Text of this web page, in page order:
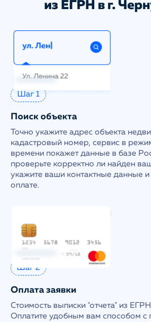
из ЕГРН в г.
Шаг 1
Поиск объекта
Точно укажите адрес объекта
кадастровый номер, сервис в
времени покажет данные в базе
проверьте корректно ли найден
укажите ваши контактные данные и
оплате.
Шаг 2
Оплата заявки
Стоимость выписки "отчета" из
Оплатите удобным вам способом